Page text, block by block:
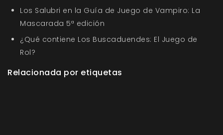
Los Salubri en la Guía de Juego de Vampiro: La
Mascarada 5ª edición
¿Qué contiene Los Buscaduendes: El Juego de
Rol?
Relacionada por etiquetas